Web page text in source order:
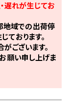
遅れが生じてお
地域での出荷停
ております。
ございます。
願い申し上げま